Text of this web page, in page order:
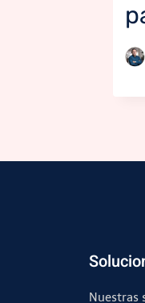
Nuestras